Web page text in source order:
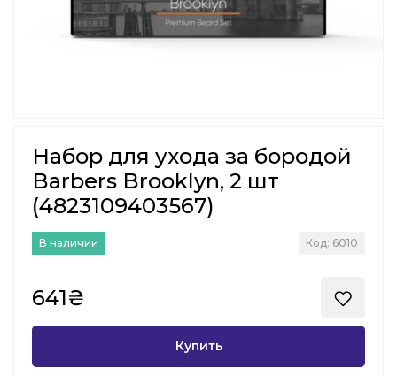
Набор для ухода за бородой
Barbers Brooklyn, 2 шт
(4823109403567)
В наличии Код: 6010
641₴
Купить